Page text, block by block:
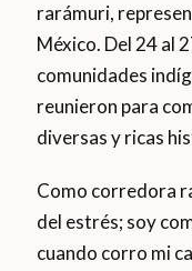
rarámuri,
México. Del 24 al
comunidades
reunieron para
diversas y ricas
Como corredora
del estrés; soy
cuando corro mi